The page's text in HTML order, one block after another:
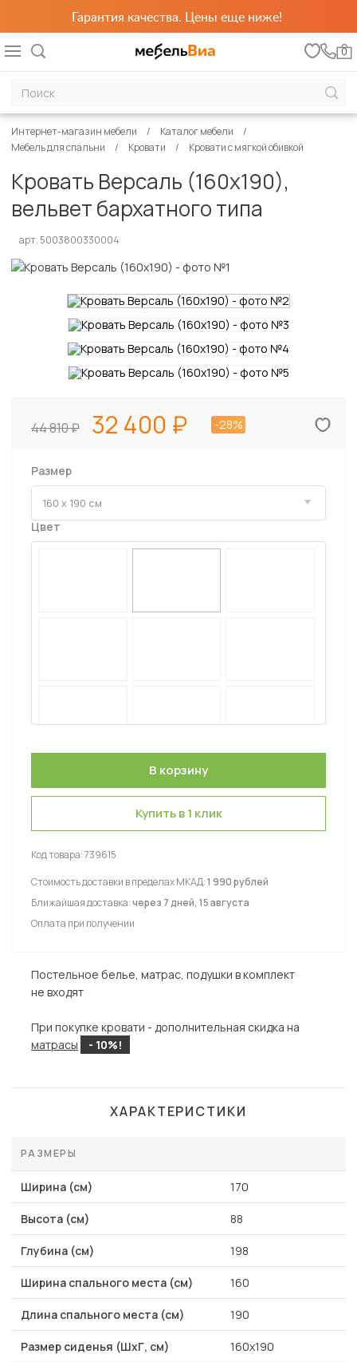
Гарантия качества. Цены еще ниже!
0
Интернет-магазин мебели
Каталог мебели
Мебель для спальни
Кровати Кровати с мягкой обивкой
Кровать Версаль (160х190),
вельвет бархатного типа
арт. 5003800330004
44 810 32 400 -28%
Размер
Цвет
Купить в 1 клик
Код товара:739615
Стоимость доставки в пределах МКАД:1 990 рублей
Ближайшая доставка:через 7 дней, 15 августа
Оплата при получении
Постельное белье, матрас, подушки в комплект
не входят
При покупке кровати - дополнительная скидка на
матрасы
- 10%!
ХАРАКТЕРИСТИКИ
РАЗМЕРЫ
Ширина (см) 170
Высота (см) 88
Глубина (см) 198
Ширина спального места (см) 160
Длина спального места (см) 190
Размер сиденья (ШхГ, см) 160х190